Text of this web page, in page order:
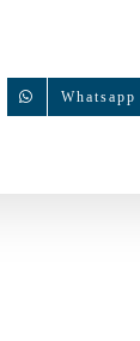
Whatsapp